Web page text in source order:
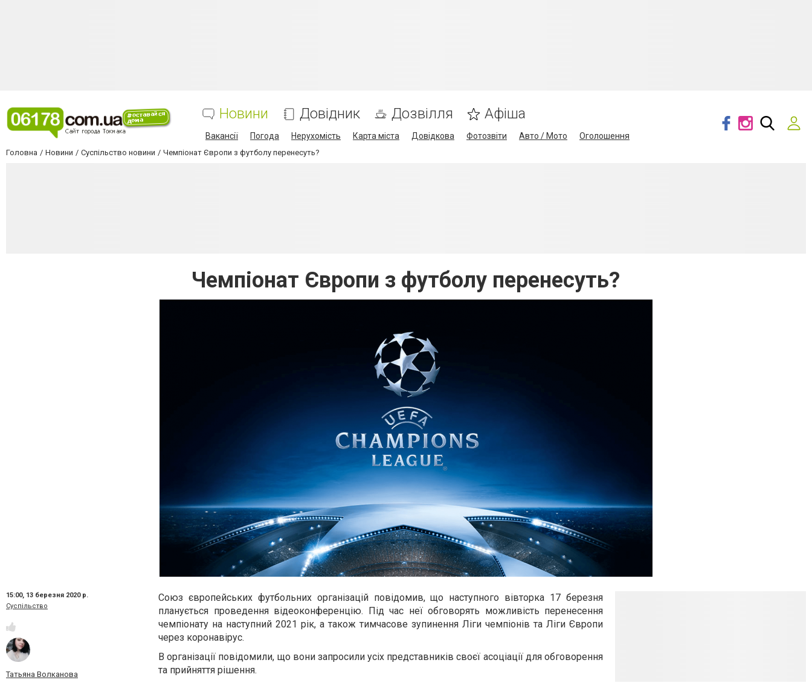
Новини Довідник Дозвілля Афіша
Вакансії Погода Нерухомість Карта міста Довідкова Фотозвіти Авто / Мото Оголошення
Головна Новини Суспільство новини Чемпіонат Європи з футболу перенесуть?
Чемпіонат Європи з футболу перенесуть?
15:00, 13 березня 2020 р.
Суспільство
Татьяна Волканова
Союз європейських футбольних організацій повідомив, що наступного вівторка 17 березня
планується проведення відеоконференцію. Під час неї обговорять можливість перенесення
чемпіонату на наступний 2021 рік, а також тимчасове зупинення Ліги чемпіонів та Ліги Європи
через коронавірус.
В організації повідомили, що вони запросили усіх представників своєї асоціації для обговорення
та прийняття рішення.